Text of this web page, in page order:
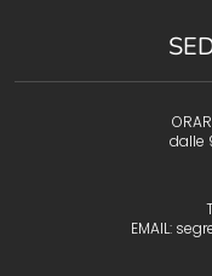
dalle
EMAIL: